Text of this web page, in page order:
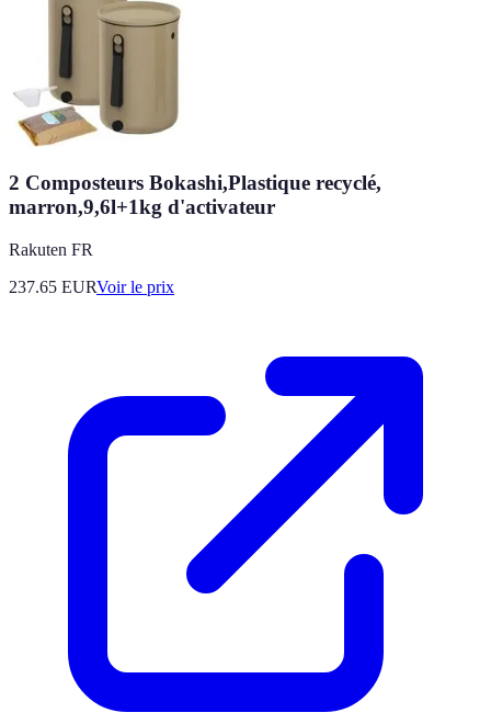
2 Composteurs Bokashi,Plastique recyclé,
marron,9,6l+1kg d'activateur
Rakuten FR
237.65 EURVoir le prix